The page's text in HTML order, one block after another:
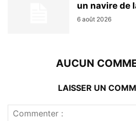
un navire de
6 août 2026
AUCUN
LAISSER UN